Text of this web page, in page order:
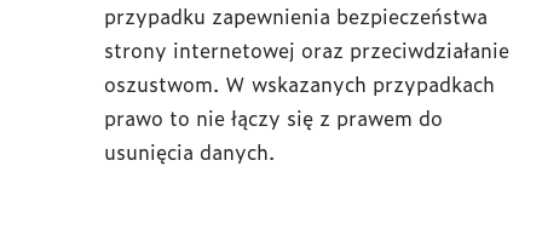
przypadku zapewnienia bezpieczeństwa
strony internetowej oraz przeciwdziałanie
oszustwom. W wskazanych przypadkach
prawo to nie łączy się z prawem do
usunięcia danych.